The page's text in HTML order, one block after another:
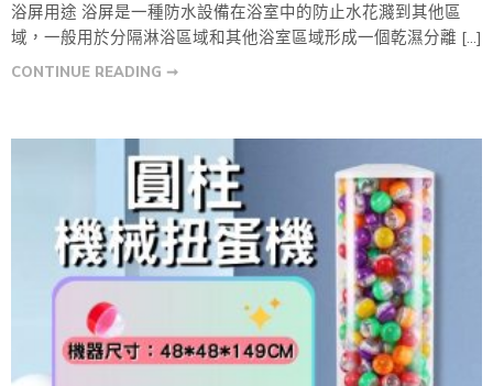
浴屏用途 浴屏是一種防水設備在浴室中的防止水花濺到其他區
域，一般用於分隔淋浴區域和其他浴室區域形成一個乾濕分離 […]
CONTINUE READING ➞